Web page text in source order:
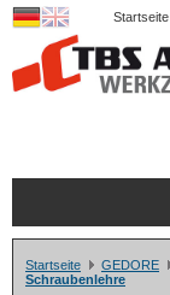
Startseite
Startseite GEDORE
Schraubenlehre